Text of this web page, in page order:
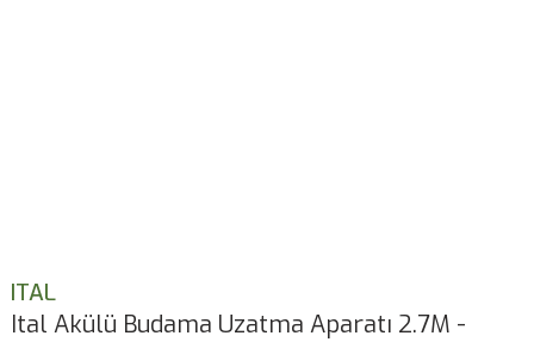
ITAL
Ital Akülü Budama Uzatma Aparatı 2.7M -